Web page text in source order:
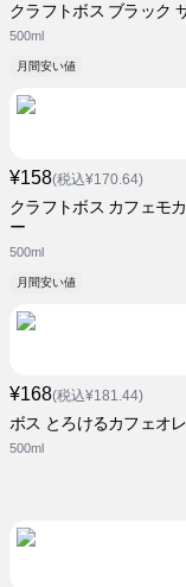
クラフトボス ブラック
500ml
月間安い値
¥158(税込¥170.64)
クラフトボス カフェモ
ー
500ml
月間安い値
¥168(税込¥181.44)
ボス とろけるカフェオ
500ml